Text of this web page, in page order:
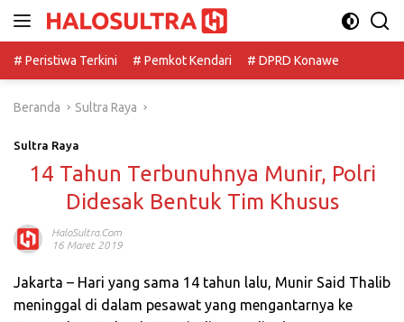
# Peristiwa Terkini
# Pemkot Kendari # DPRD Konawe
Beranda Sultra Raya
Sultra Raya
14 Tahun Terbunuhnya Munir, Polri
Didesak Bentuk Tim Khusus
HaloSultra.com
16 Maret 2019
Jakarta – Hari yang sama 14 tahun lalu, Munir Said Thalib
meninggal di dalam pesawat yang mengantarnya ke